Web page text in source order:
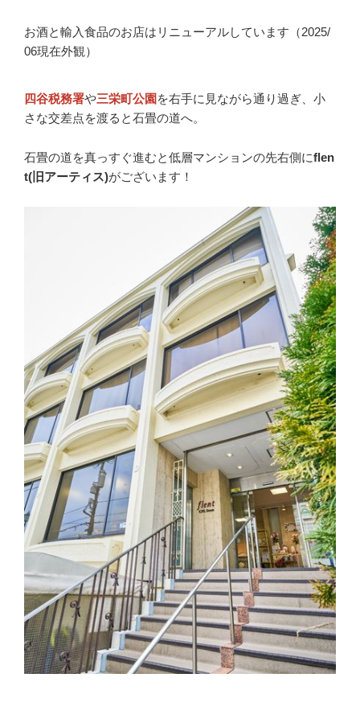
お酒と輸入食品のお店はリニューアルしています（2025/
06現在外観）
四谷税務署や三栄町公園 を右手に見ながら通り過ぎ、小
さな交差点を渡ると石畳の道へ。
石畳の道を真っすぐ進むと低層マンションの先右側にflen
t(旧アーティス)がございます！